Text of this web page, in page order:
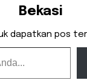
Bekasi
dapatkan pos